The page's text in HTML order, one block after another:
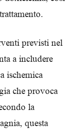
previsti nel
a includere
ischemica
che provoca
la
questa